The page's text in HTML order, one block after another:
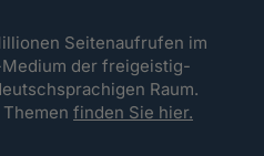
Seitenaufrufen im
der freigeistig-
Raum.
Themenfinden Sie hier.